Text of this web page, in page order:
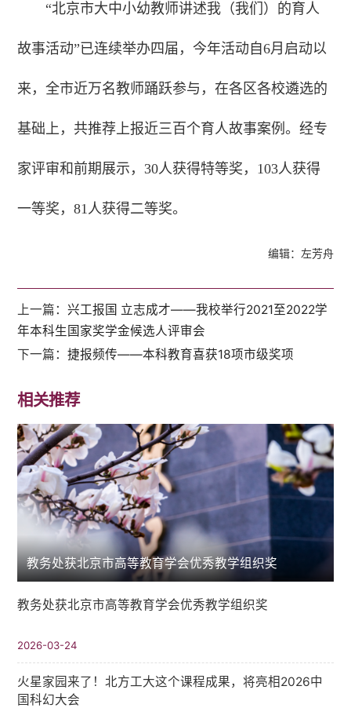
“北京市大中小幼教师讲述我（我们）的育人
故事活动”已连续举办四届，今年活动自6月启动以
来，全市近万名教师踊跃参与，在各区各校遴选的
基础上，共推荐上报近三百个育人故事案例。经专
家评审和前期展示，30人获得特等奖，103人获得
一等奖，81人获得二等奖。
编辑：左芳舟
上一篇：兴工报国 立志成才——我校举行2021至2022学
年本科生国家奖学金候选人评审会
下一篇：捷报频传——本科教育喜获18项市级奖项
相关推荐
教务处获北京市高等教育学会优秀教学组织奖
教务处获北京市高等教育学会优秀教学组织奖
2026-03-24
火星家园来了！北方工大这个课程成果，将亮相2026中
国科幻大会